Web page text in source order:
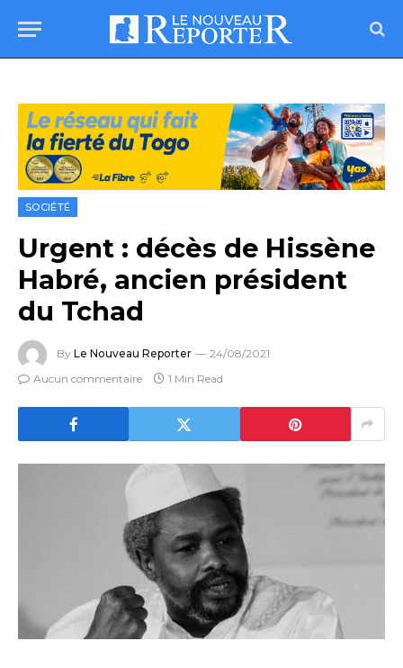
SOCIÉTÉ
Urgent : décès de Hissène
Habré, ancien président
du Tchad
By Le Nouveau Reporter
24/08/2021
Aucun commentaire
1 Min Read